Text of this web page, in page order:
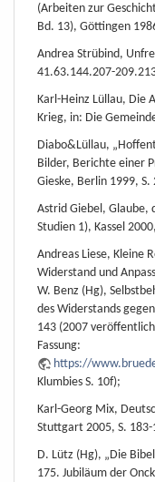
(Arbeiten zur
Bd. 13), Göttingen
Andrea Strübind,
41.63.144.207-
Karl-Heinz Lüllau, Die
Krieg, in: Die
Diabo&Lüllau,
Bilder, Berichte einer
Gieske, Berlin 1999,
Astrid Giebel, Glaube,
Studien 1), Kassel
Andreas Liese, Kleine
Widerstand und
W. Benz (Hg),
des Widerstands
143 (2007
Fassung:
https://
Klumbies S. 10f);
Karl-Georg Mix,
Stuttgart 2005, S. 183-
D. Lütz (Hg), „Die
175. Jubiläum der